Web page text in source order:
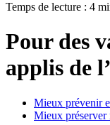
Temps de lecture : 4
Pour des
applis de
Mieux prévenir
Mieux préserver